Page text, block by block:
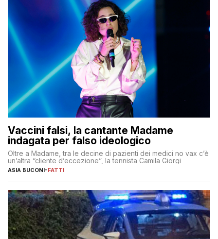
Vaccini falsi, la cantante Madame
indagata per falso ideologico
Oltre a Madame, tra le decine di pazienti dei medici no vax c’è
un’altra “cliente d’eccezione”, la tennista Camila Giorgi
ASIA BUCONI-FATTI